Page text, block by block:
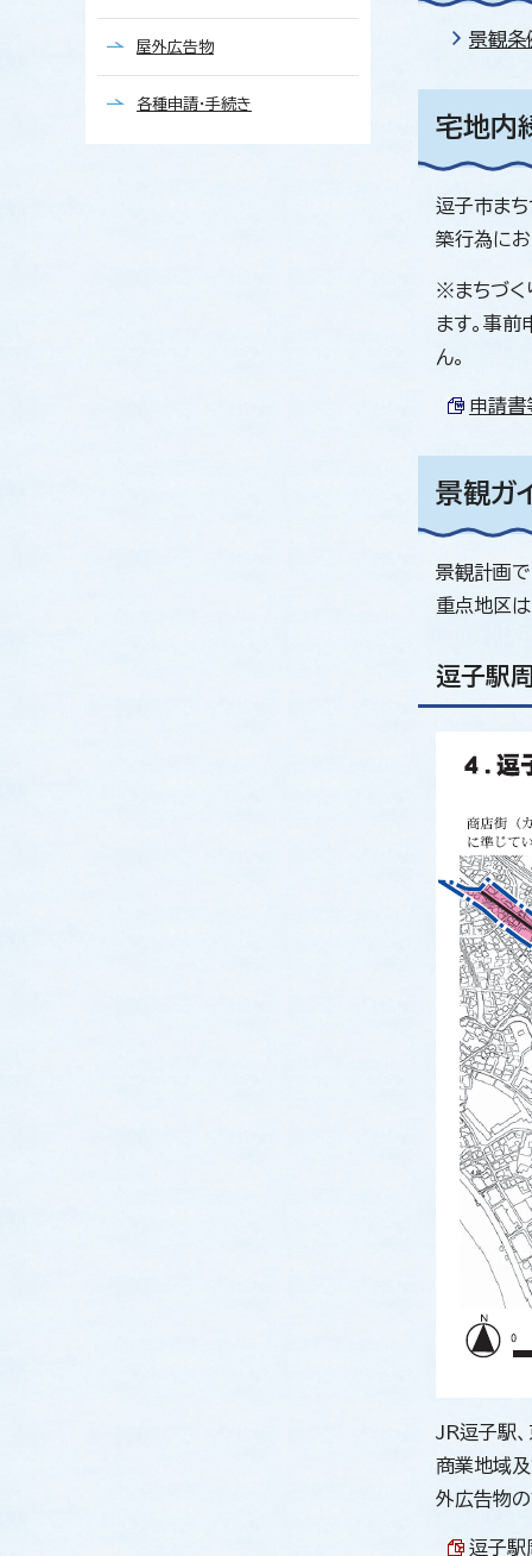
景観
宅地内
逗子市ま
築行為に
※まちづく
ます。事前
ん。
申請
景観ガ
景観計画で
重点地区
逗子駅
JR逗子駅
商業地域及
外広告物
逗子駅
屋外広告物
各種申請・手続き